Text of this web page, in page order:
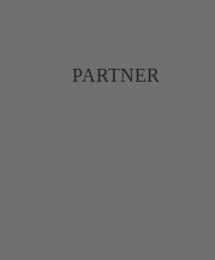
PARTNER